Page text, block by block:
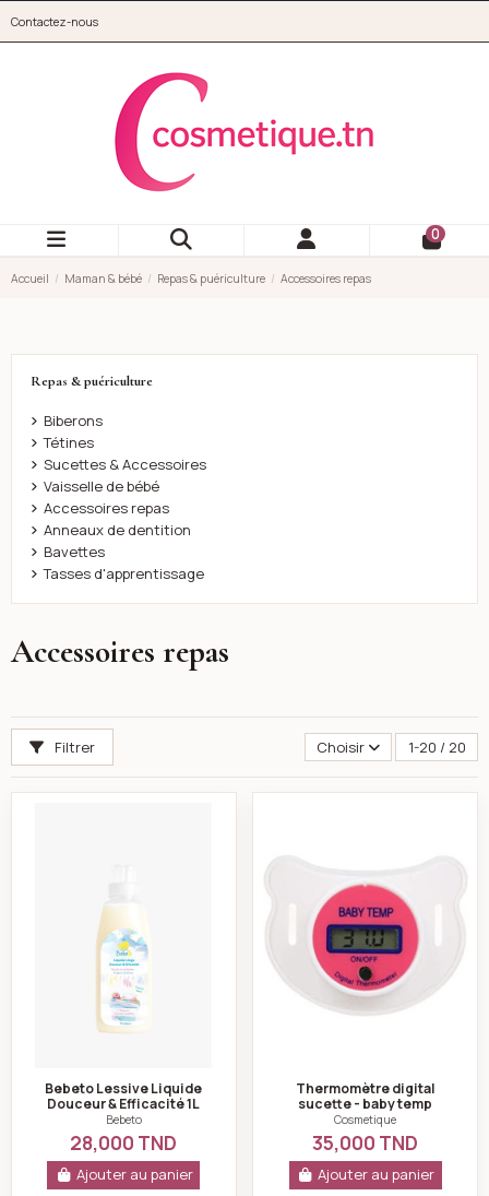
Contactez-nous
0
Accueil Maman & bébé Repas & puériculture Accessoires repas
Accessoires repas
Filtrer Choisir 1-20 / 20
Bebeto Lessive Liquide
Douceur & Efficacité 1L
Bebeto
28,000 TND
Ajouter au panier
Thermomètre digital
sucette - baby temp
Cosmetique
35,000 TND
Ajouter au panier
Repas & puériculture
Biberons
Tétines
Sucettes & Accessoires
Vaisselle de bébé
Accessoires repas
Anneaux de dentition
Bavettes
Tasses d'apprentissage